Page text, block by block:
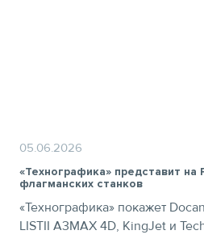
05.06.2026
«Технографика» представит
флагманских станков
«Технографика» покажет
LISTII A3MAX 4D, KingJet и